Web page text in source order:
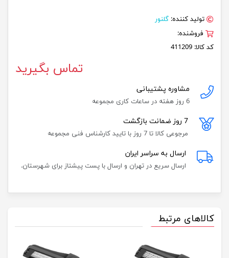
تولید کننده: گلنور
فروشنده:
کد کالا: 411209
تماس بگیرید
مشاوره پشتیبانی
6 روز هفته در ساعات کاری مجموعه
7 روز ضمانت بازگشت
مرجوعی کالا تا 7 روز با تایید کارشناس فنی مجموعه
ارسال به سراسر ایران
ارسال سریع در تهران و ارسال با پست پیشتاز برای شهرستان.
کالاهای مرتبط